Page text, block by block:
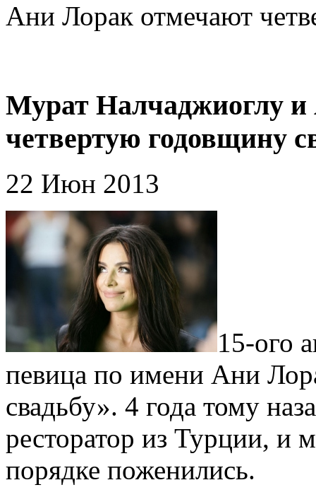
Ани Лорак отмечают
Мурат Налчаджиоглу
четвертую годовщину
22 Июн 2013
15-ого
певица по имени Ани
свадьбу». 4 года тому
ресторатор из Турции, и
порядке поженились.